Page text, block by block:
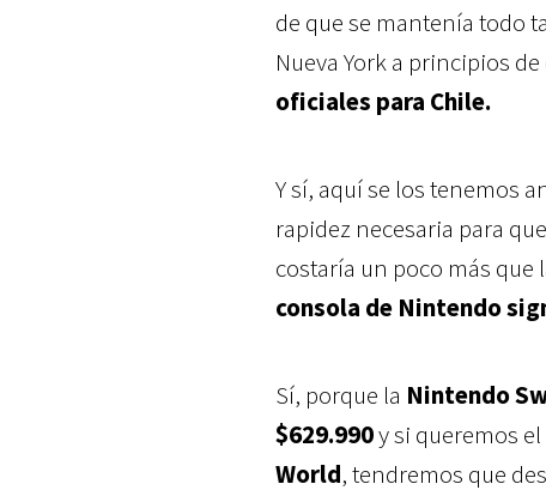
de que se mantenía todo
Nueva York a principios
oficiales para Chile.
Y sí, aquí se los tenemos
rapidez necesaria para
costaría un poco más que
consola de Nintendo
Sí, porque la Nintendo
$629.990y si queremos el
World, tendremos que